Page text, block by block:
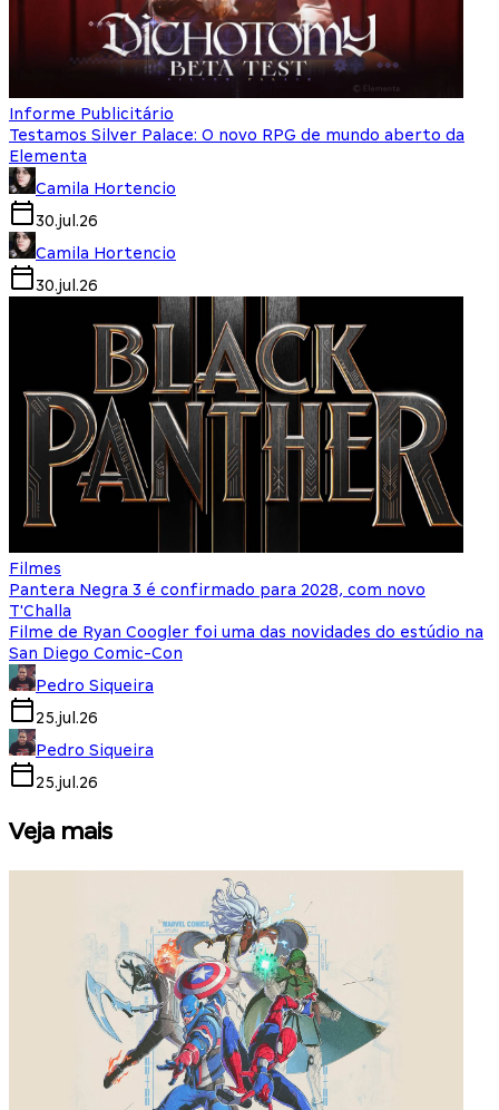
Informe Publicitário
Testamos Silver Palace: O novo RPG de mundo aberto da
Elementa
Camila Hortencio
30.jul.26
Camila Hortencio
30.jul.26
Filmes
Pantera Negra 3 é confirmado para 2028, com novo
T'Challa
Filme de Ryan Coogler foi uma das novidades do estúdio na
San Diego Comic-Con
Pedro Siqueira
25.jul.26
Pedro Siqueira
25.jul.26
Veja mais